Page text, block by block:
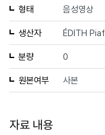
형태 음성영상
생산자 ÉDITH Piaf
분량 0
원본여부 사본
자료 내용